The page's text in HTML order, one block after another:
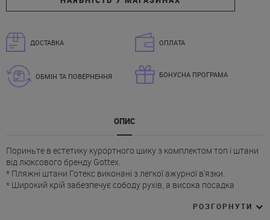
ДОСТАВКА ОПЛАТА
ОБМІН ТА ПОВЕРНЕННЯ БОНУСНА ПРОГРАМА
ОПИС
Пориньте в естетику курортного шику з комплектом топ і штани
від люксового бренду Gottex.
* Пляжні штани Готекс виконані з легкої ажурної в'язки.
* Широкий крій забезпечує сободу рухів, а висока посадка
* Регульована шнурівка дозволяє адаптувати посадку без
РОЗГОРНУТИ